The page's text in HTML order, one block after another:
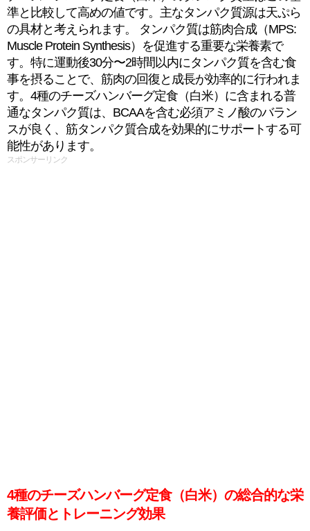
準と比較して高めの値です。主なタンパク質源は天ぷら
の具材と考えられます。 タンパク質は筋肉合成（MPS:
Muscle Protein Synthesis）を促進する重要な栄養素で
す。特に運動後30分〜2時間以内にタンパク質を含む食
事を摂ることで、筋肉の回復と成長が効率的に行われま
す。4種のチーズハンバーグ定食（白米）に含まれる普
通なタンパク質は、BCAAを含む必須アミノ酸のバラン
スが良く、筋タンパク質合成を効果的にサポートする可
能性があります。
スポンサーリンク
4種のチーズハンバーグ定食（白米）の総合的な栄
養評価とトレーニング効果